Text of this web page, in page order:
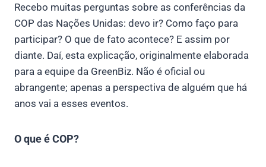
Recebo muitas perguntas sobre as conferências da
COP das Nações Unidas: devo ir? Como faço para
participar? O que de fato acontece? E assim por
diante. Daí, esta explicação, originalmente elaborada
para a equipe da GreenBiz. Não é oficial ou
abrangente; apenas a perspectiva de alguém que há
anos vai a esses eventos.
O que é COP?